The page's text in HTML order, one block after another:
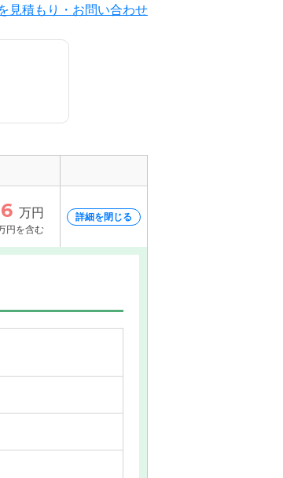
見積もり・お問い合わせ
万円
円を含む
詳細を閉じる